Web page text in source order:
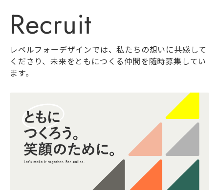
Recruit
レベルフォーデザインでは、私たちの想いに共感して
くださり、 未来をともにつくる仲間を随時募集してい
ます。